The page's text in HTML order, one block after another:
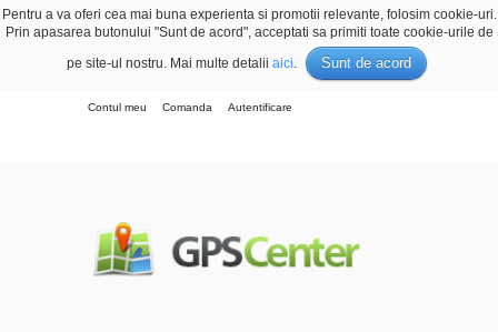
Pentru a va oferi cea mai buna experienta si promotii relevante, folosim cookie-uri.
Prin apasarea butonului "Sunt de acord", acceptati sa primiti toate cookie-urile de
pe site-ul nostru. Mai multe detalii aici. Sunt de acord
Contul meu Comanda Autentificare